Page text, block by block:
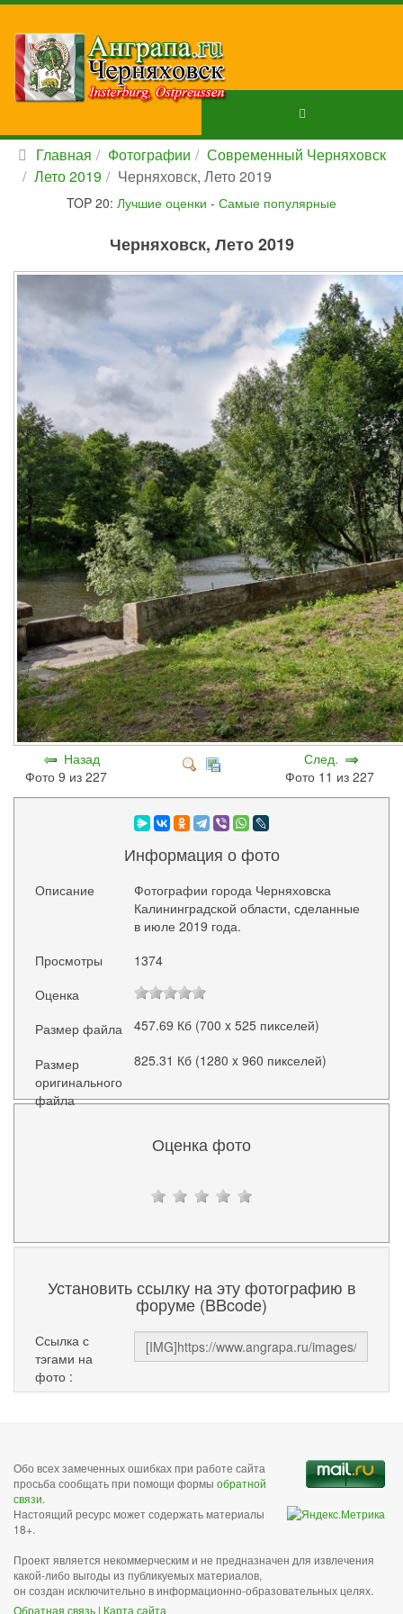
Главная Фотографии
Современный Черняховск
Лето 2019
Черняховск, Лето 2019
TOP 20: Лучшие оценки - Самые популярные
Черняховск, Лето 2019
Назад
Фото 9 из 227
След.
Фото 11 из 227
Информация о фото
Описание
Фотографии города Черняховска
Калининградской области, сделанные
в июле 2019 года.
Просмотры
1374
Оценка
Размер файла
457.69 Кб (700 x 525 пикселей)
Размер
оригинального
файла
825.31 Кб (1280 x 960 пикселей)
Оценка фото
Установить ссылку на эту фотографию в
форуме (BBcode)
Ссылка с
тэгами на
фото :
Обо всех замеченных ошибках при работе сайта
просьба сообщать при помощи формы обратной
связи.
Настоящий ресурс может содержать материалы
18+.
Проект является некоммерческим и не предназначен для извлечения
какой-либо выгоды из публикуемых материалов,
он создан исключительно в информационно-образовательных целях.
Обратная связь | Карта сайта